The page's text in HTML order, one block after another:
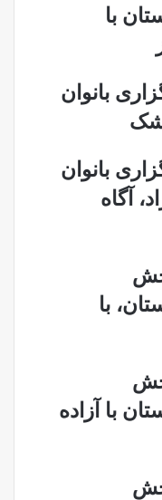
با
بانوان
بانوان
آگاه
با
با آزاده